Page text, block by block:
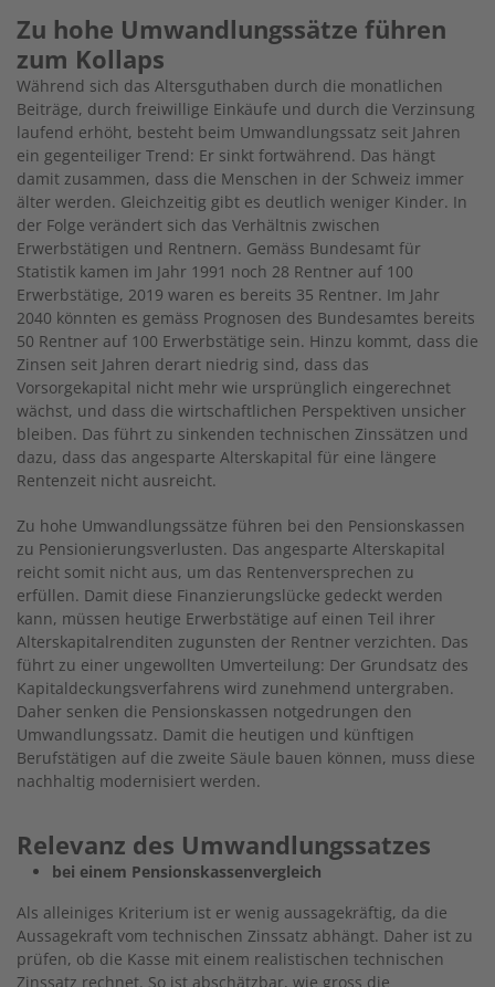
Zu hohe Umwandlungssätze führen
zum Kollaps
Während sich das Altersguthaben durch die monatlichen
Beiträge, durch freiwillige Einkäufe und durch die Verzinsung
laufend erhöht, besteht beim Umwandlungssatz seit Jahren
ein gegenteiliger Trend: Er sinkt fortwährend. Das hängt
damit zusammen, dass die Menschen in der Schweiz immer
älter werden. Gleichzeitig gibt es deutlich weniger Kinder. In
der Folge verändert sich das Verhältnis zwischen
Erwerbstätigen und Rentnern. Gemäss Bundesamt für
Statistik kamen im Jahr 1991 noch 28 Rentner auf 100
Erwerbstätige, 2019 waren es bereits 35 Rentner. Im Jahr
2040 könnten es gemäss Prognosen des Bundesamtes bereits
50 Rentner auf 100 Erwerbstätige sein. Hinzu kommt, dass die
Zinsen seit Jahren derart niedrig sind, dass das
Vorsorgekapital nicht mehr wie ursprünglich eingerechnet
wächst, und dass die wirtschaftlichen Perspektiven unsicher
bleiben. Das führt zu sinkenden technischen Zinssätzen und
dazu, dass das angesparte Alterskapital für eine längere
Rentenzeit nicht ausreicht.
Zu hohe Umwandlungssätze führen bei den Pensionskassen
zu Pensionierungsverlusten. Das angesparte Alterskapital
reicht somit nicht aus, um das Rentenversprechen zu
erfüllen. Damit diese Finanzierungslücke gedeckt werden
kann, müssen heutige Erwerbstätige auf einen Teil ihrer
Alterskapitalrenditen zugunsten der Rentner verzichten. Das
führt zu einer ungewollten Umverteilung: Der Grundsatz des
Kapital­deckungsverfahrens wird zunehmend untergraben.
Daher senken die Pensionskassen notgedrungen den
Umwandlungssatz. Damit die heutigen und künftigen
Berufstätigen auf die zweite Säule bauen können, muss diese
nachhaltig modernisiert werden.
Relevanz des Umwandlungssatzes
bei ein​em Pensionskassenvergleich
Als alleiniges Kriterium ist er wenig aussagekräftig, da die
Aussagekraft vom technischen Zinssatz abhängt. Daher ist zu
prüfen, ob die Kasse mit einem realistischen technischen
Zinssatz rechnet. So ist abschätzbar, wie gross die